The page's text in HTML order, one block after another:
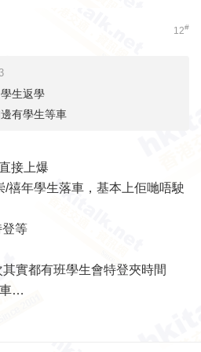
12#
生返學
有學生等車
接上爆
禧年學生落車，基本上佢哋唔駛
等
實都有班學生會特登夾時間
車…